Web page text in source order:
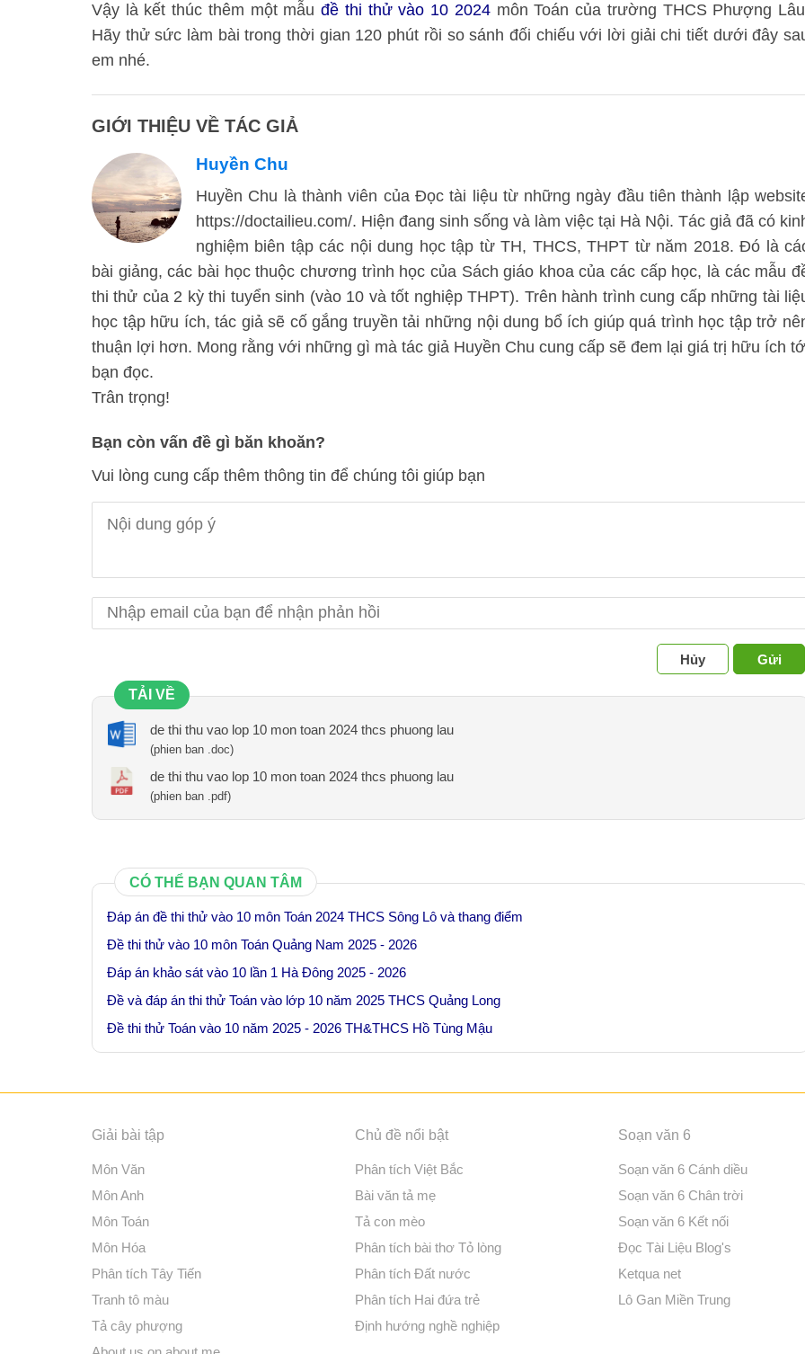
Vậy là kết thúc thêm một mẫuđề thi thử vào 10 2024môn Toán của trường THCS Phượng
Hãy thử sức làm bài trong thời gian 120 phút rồi so sánh đối chiếu với lời giải chi tiết dưới đây
em nhé.
GIỚI THIỆU VỀ TÁC GIẢ
Huyền Chu
Huyền Chu là thành viên của Đọc tài liệu từ những ngày đầu tiên thành lập
https://doctailieu.com/. Hiện đang sinh sống và làm việc tại Hà Nội. Tác giả đã có
nghiệm biên tập các nội dung học tập từ TH, THCS, THPT từ năm 2018. Đó là
bài giảng, các bài học thuộc chương trình học của Sách giáo khoa của các cấp học, là các mẫu
thi thử của 2 kỳ thi tuyển sinh (vào 10 và tốt nghiệp THPT). Trên hành trình cung cấp những tài
học tập hữu ích, tác giả sẽ cố gắng truyền tải những nội dung bổ ích giúp quá trình học tập trở
thuận lợi hơn. Mong rằng với những gì mà tác giả Huyền Chu cung cấp sẽ đem lại giá trị hữu ích
bạn đọc.
Trân trọng!
Bạn còn vấn đề gì băn khoăn?
Vui lòng cung cấp thêm thông tin để chúng tôi giúp bạn
Hủy Gửi
TẢI VỀ
de thi thu vao lop 10 mon toan 2024 thcs phuong lau
(phien ban .doc)
de thi thu vao lop 10 mon toan 2024 thcs phuong lau
(phien ban .pdf)
CÓ THỂ BẠN QUAN TÂM
Đáp án đề thi thử vào 10 môn Toán 2024 THCS Sông Lô và thang điểm
Đề thi thử vào 10 môn Toán Quảng Nam 2025 - 2026
Đáp án khảo sát vào 10 lần 1 Hà Đông 2025 - 2026
Đề và đáp án thi thử Toán vào lớp 10 năm 2025 THCS Quảng Long
Đề thi thử Toán vào 10 năm 2025 - 2026 TH&THCS Hồ Tùng Mậu
Giải bài tập
Môn Văn
Môn Anh
Môn Toán
Môn Hóa
Phân tích Tây Tiến
Tranh tô màu
Tả cây phượng
Chủ đề nổi bật
Phân tích Việt Bắc
Bài văn tả mẹ
Tả con mèo
Phân tích bài thơ Tỏ lòng
Phân tích Đất nước
Phân tích Hai đứa trẻ
Định hướng nghề nghiệp
Soạn văn 6
Soạn văn 6 Cánh diều
Soạn văn 6 Chân trời
Soạn văn 6 Kết nối
Đọc Tài Liệu Blog's
Ketqua net
Lô Gan Miền Trung